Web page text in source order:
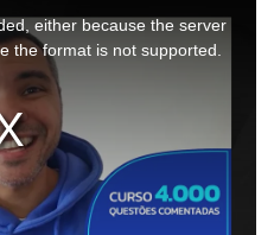
either because the server
the format is not supported.